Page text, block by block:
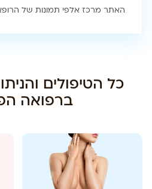
האתר מרכז אלפי תמונות של
כל הטיפולים
ברפואה